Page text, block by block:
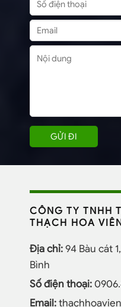
CÔNG TY TNHH
THẠCH HOA
Địa chỉ:94 Bàu cát
Bình
Số điện thoại:
Email: